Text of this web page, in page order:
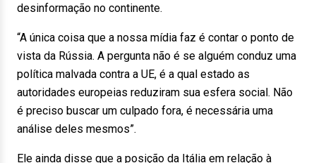
desinformação no continente.
“A única coisa que a nossa mídia faz é contar o ponto de
vista da Rússia. A pergunta não é se alguém conduz uma
política malvada contra a UE, é a qual estado as
autoridades europeias reduziram sua esfera social. Não
é preciso buscar um culpado fora, é necessária uma
análise deles mesmos”.
Ele ainda disse que a posição da Itália em relação à